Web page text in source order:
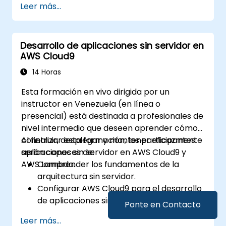
Ponte en Contacto
Automatizar los procesos de prueba,
monitoreo e implementación utilizando
AWS Cloud9.
Integrar servicios de AWS como Lambda,
EC2 y S3 en los flujos de trabajo DevOps.
Utilizar sistemas de control de código
AWS Cloud9.
Leer más...
Desarrollo de aplicaciones sin servidor en
AWS Cloud9
14 Horas
Esta formación en vivo dirigida por un
instructor en Venezuela (en línea o
presencial) está destinada a profesionales de
nivel intermedio que deseen aprender cómo
construir, desplegar y mantener eficazmente
aplicaciones sin servidor en AWS Cloud9 y
AWS Lambda.
Al finalizar esta formación, los participantes
serán capaces de:
Comprender los fundamentos de la
arquitectura sin servidor.
Configurar AWS Cloud9 para el desarrollo
de aplicaciones sin servidor.
Leer más...